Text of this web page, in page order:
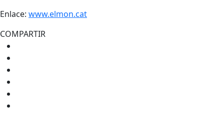
Enlace: www.elmon.cat
COMPARTIR